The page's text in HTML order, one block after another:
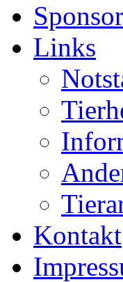
Links
Kontakt